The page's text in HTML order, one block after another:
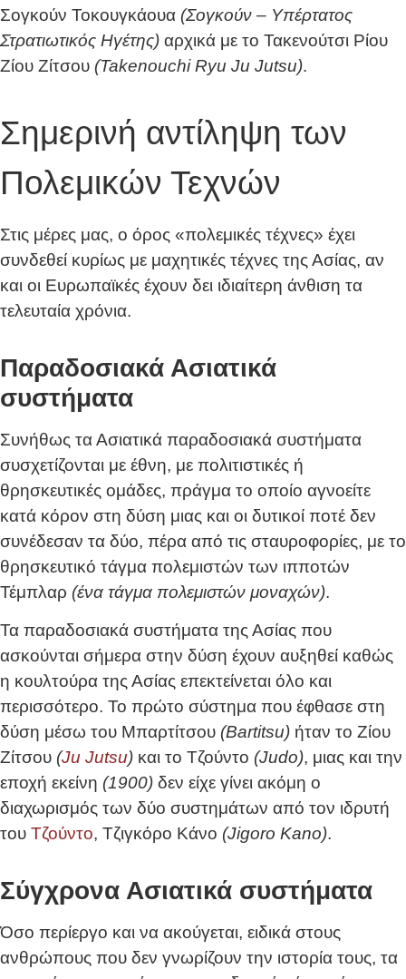
Σογκούν Τοκουγκάουα (Σογκούν – Υπέρτατος
Στρατιωτικός Ηγέτης) αρχικά με το Τακενούτσι Ρίου
Ζίου Ζίτσου (Takenouchi Ryu Ju Jutsu).
Σημερινή αντίληψη των
Πολεμικών Τεχνών
Στις μέρες μας, ο όρος «πολεμικές τέχνες» έχει
συνδεθεί κυρίως με μαχητικές τέχνες της Ασίας, αν
και οι Ευρωπαϊκές έχουν δει ιδιαίτερη άνθιση τα
τελευταία χρόνια.
Παραδοσιακά Ασιατικά
συστήματα
Συνήθως τα Ασιατικά παραδοσιακά συστήματα
συσχετίζονται με έθνη, με πολιτιστικές ή
θρησκευτικές ομάδες, πράγμα το οποίο αγνοείτε
κατά κόρον στη δύση μιας και οι δυτικοί ποτέ δεν
συνέδεσαν τα δύο, πέρα από τις σταυροφορίες, με το
θρησκευτικό τάγμα πολεμιστών των ιπποτών
Τέμπλαρ (ένα τάγμα πολεμιστών μοναχών).
Τα παραδοσιακά συστήματα της Ασίας που
ασκούνται σήμερα στην δύση έχουν αυξηθεί καθώς
η κουλτούρα της Ασίας επεκτείνεται όλο και
περισσότερο. Το πρώτο σύστημα που έφθασε στη
δύση μέσω του Μπαρτίτσου (Bartitsu) ήταν το Ζίου
Ζίτσου (Ju Jutsu) και το Τζούντο (Judo), μιας και την
εποχή εκείνη (1900) δεν είχε γίνει ακόμη ο
διαχωρισμός των δύο συστημάτων από τον ιδρυτή
του Τζούντο, Τζιγκόρο Κάνο (Jigoro Kano).
Σύγχρονα Ασιατικά συστήματα
Όσο περίεργο και να ακούγεται, ειδικά στους
ανθρώπους που δεν γνωρίζουν την ιστορία τους, τα